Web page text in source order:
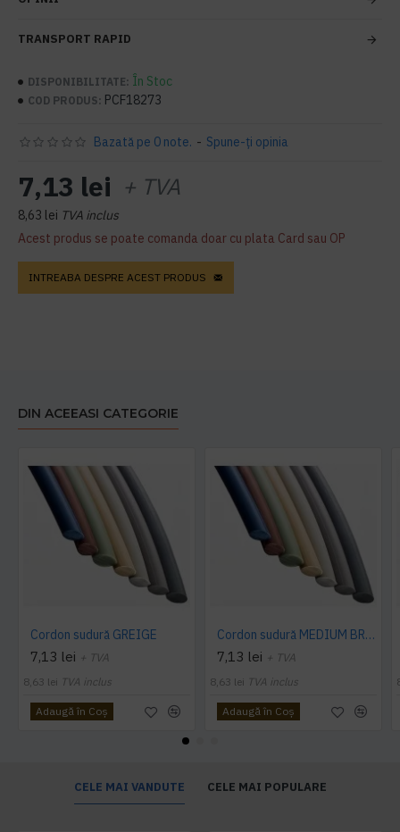
TRANSPORT RAPID
DISPONIBILITATE: În Stoc
COD PRODUS: PCF18273
Bazată pe 0 note. - Spune-ţi opinia
7,13 lei + TVA
8,63 lei TVA inclus
Acest produs se poate comanda doar cu plata Card sau OP
INTREABA DESPRE ACEST PRODUS
DIN ACEEASI CATEGORIE
Cordon sudură GREIGE
7,13 lei + TVA
8,63 lei TVA inclus
Adaugă în Coş
Cordon sudură MEDIUM BROWN
7,13 lei + TVA
8,63 lei TVA inclus
Adaugă în Coş
CELE MAI VANDUTE CELE MAI POPULARE